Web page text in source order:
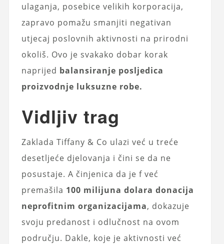
ulaganja, posebice velikih korporacija,
zapravo pomažu smanjiti negativan
utjecaj poslovnih aktivnosti na prirodni
okoliš. Ovo je svakako dobar korak
naprijed balansiranje posljedica
proizvodnje luksuzne robe.
Vidljiv trag
Zaklada Tiffany & Co ulazi već u treće
desetljeće djelovanja i čini se da ne
posustaje. A činjenica da je f već
premašila 100 milijuna dolara donacija
neprofitnim organizacijama, dokazuje
svoju predanost i odlučnost na ovom
području. Dakle, koje je aktivnosti već